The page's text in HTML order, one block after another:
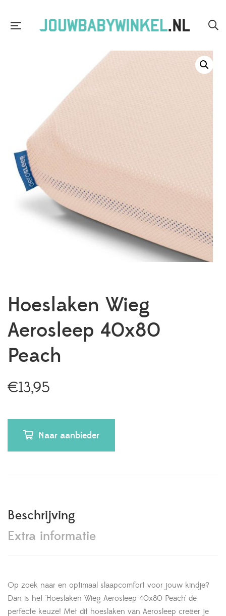
Hoeslaken Wieg
Aerosleep 40x80
Peach
€13,95
Naar aanbieder
Beschrijving
Extra informatie
Op zoek naar en optimaal slaapcomfort voor jouw kindje?
Dan is het 'Hoeslaken Wieg Aerosleep 40x80 Peach' de
perfecte keuze! Met dit hoeslaken van Aerosleep creëer je